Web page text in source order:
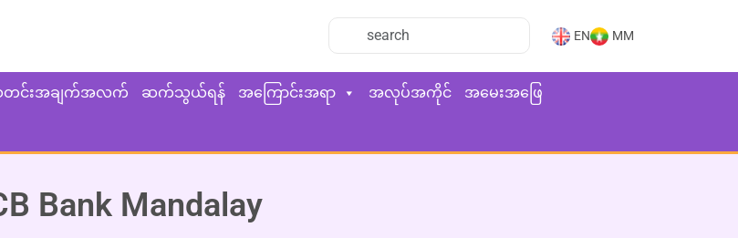
EN MM
င်းအချက်အလက် ဆက်သွယ်ရန် အကြောင်းအရာ အလုပ်အကိုင် အမေးအဖြေ
Bank Mandalay